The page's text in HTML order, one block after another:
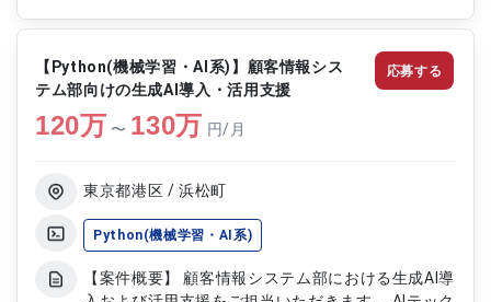
ただきます。 PM1名とメンバー2～3名の体制で、
短サイクルでの開発を推進いただく案件です。
【作業内容】 ・Claudeを用いた生成AI導入支援 ・
LLMを活用したアプリケーション開発 ・要件定義か
ら開発推進および改善提案対応 ・ユーザ部門との
調整およびプロジェクト管理 ・後工程支援および
【Python(機械学習・AI系)】顧客情報シス
テム部向けの生成AI導入・活用支援
120万 〜 130万 円/月
東京都港区 / 浜松町
Python(機械学習・AI系)
【案件概要】 顧客情報システム部における生成AI導
応募する